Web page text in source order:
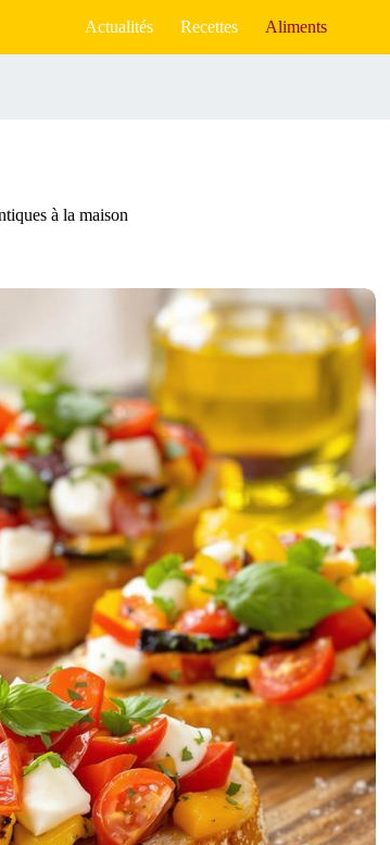
Actualités Recettes Aliments
à la maison